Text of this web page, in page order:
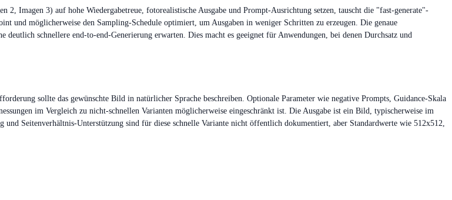
Imagen 3) auf hohe Wiedergabetreue, fotorealistische Ausgabe und Prompt-Ausrichtung setzen, tauscht die "fast-generate"-
und möglicherweise den Sampling-Schedule optimiert, um Ausgaben in weniger Schritten zu erzeugen. Die genaue
schnellere end-to-end-Generierung erwarten. Dies macht es geeignet für Anwendungen, bei denen Durchsatz und
sollte das gewünschte Bild in natürlicher Sprache beschreiben. Optionale Parameter wie negative Prompts, Guidance-Skala
im Vergleich zu nicht-schnellen Varianten möglicherweise eingeschränkt ist. Die Ausgabe ist ein Bild, typischerweise im
Seitenverhältnis-Unterstützung sind für diese schnelle Variante nicht öffentlich dokumentiert, aber Standardwerte wie 512x512,